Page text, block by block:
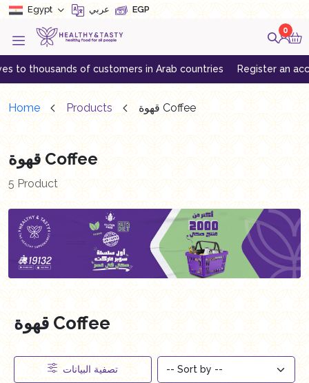
Egypt عربي EGP
0
of customers in Arab countries Register an
Home Products قهوة Coffee
قهوة Coffee
5 Product
قهوة Coffee
تصفية البيانات